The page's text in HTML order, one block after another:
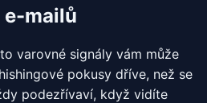
mailů
varovné signály vám může
pokusy dříve, než se
podezřívaví, když vidíte